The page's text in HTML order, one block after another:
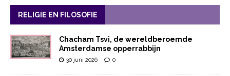
RELIGIE EN FILOSOFIE
Chacham Tsvi, de wereldberoemde
Amsterdamse opperrabbijn
30 juni 2026 0